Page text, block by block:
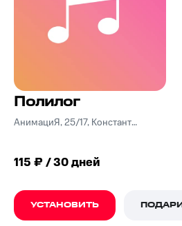
Полилог
АнимациЯ, 25/17, Константин Кинчев
115 ₽ / 30 дней
УСТАНОВИТЬ